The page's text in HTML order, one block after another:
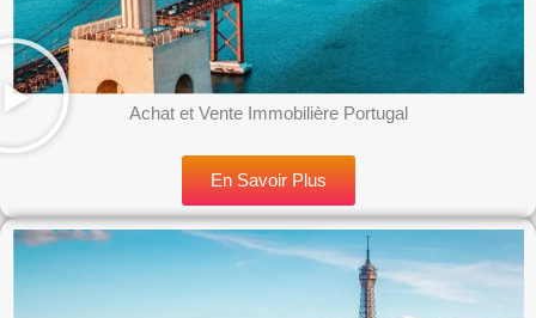
Achat et Vente Immobilière Portugal
En Savoir Plus